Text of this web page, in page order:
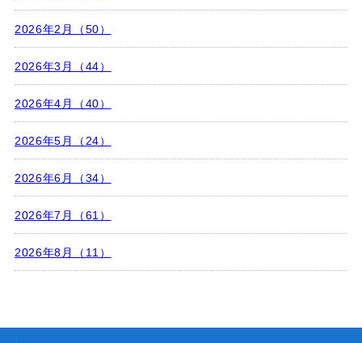
2026年2月（50）
2026年3月（44）
2026年4月（40）
2026年5月（24）
2026年6月（34）
2026年7月（61）
2026年8月（11）